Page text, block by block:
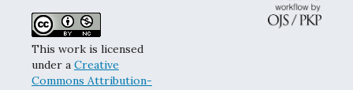
This work is licensed
under a Creative
Commons Attribution-